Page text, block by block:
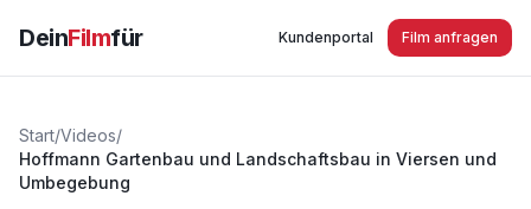
DeinFilmfür Kundenportal Film anfragen
Start/Videos/
Hoffmann Gartenbau und Landschaftsbau in Viersen und
Umbegebung